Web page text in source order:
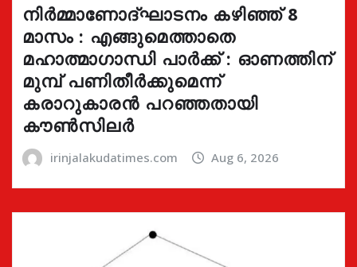
നിർമ്മാണോദ്ഘാടനം കഴിഞ്ഞ് 8
മാസം : എങ്ങുമെത്താതെ
മഹാത്മാഗാന്ധി പാർക്ക് : ഓണത്തിന്
മുമ്പ് പണിതീർക്കുമെന്ന്
കരാറുകാരൻ പറഞ്ഞതായി
കൗൺസിലർ
irinjalakudatimes.com Aug 6, 2026